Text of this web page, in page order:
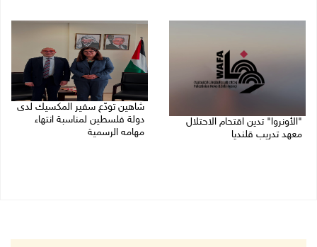
"الأونروا" تدين اقتحام الاحتلال
معهد تدريب قلنديا
شاهين تودّع سفير المكسيك لدى
دولة فلسطين لمناسبة انتهاء
مهامه الرسمية